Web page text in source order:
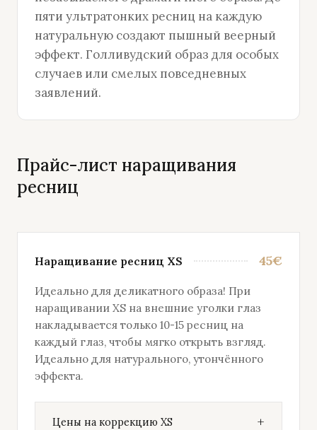
пяти ультратонких ресниц на каждую
натуральную создают пышный веерный
эффект. Голливудский образ для особых
случаев или смелых повседневных
заявлений.
Прайс-лист наращивания
ресниц
Наращивание ресниц XS 45€
Идеально для деликатного образа! При
наращивании XS на внешние уголки глаз
накладывается только 10-15 ресниц на
каждый глаз, чтобы мягко открыть взгляд.
Идеально для натурального, утончённого
эффекта.
Цены на коррекцию XS